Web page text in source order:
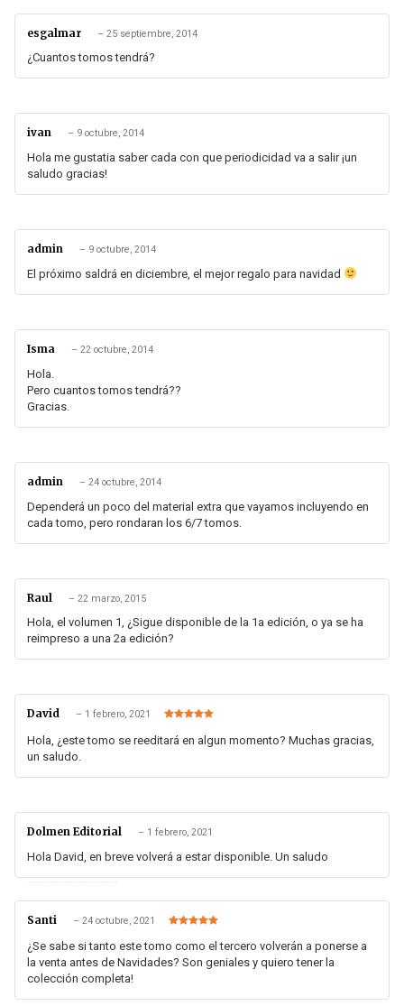
esgalmar – 25 septiembre, 2014
¿Cuantos tomos tendrá?
ivan – 9 octubre, 2014
Hola me gustatia saber cada con que periodicidad va a salir ¡un
saludo gracias!
admin – 9 octubre, 2014
El próximo saldrá en diciembre, el mejor regalo para navidad
Isma – 22 octubre, 2014
Hola.
Pero cuantos tomos tendrá??
Gracias.
admin – 24 octubre, 2014
Dependerá un poco del material extra que vayamos incluyendo en
cada tomo, pero rondaran los 6/7 tomos.
Raul – 22 marzo, 2015
Hola, el volumen 1, ¿Sigue disponible de la 1a edición, o ya se ha
reimpreso a una 2a edición?
David – 1 febrero, 2021
de 5
Hola, ¿este tomo se reeditará en algun momento? Muchas gracias,
un saludo.
Dolmen Editorial – 1 febrero, 2021
Hola David, en breve volverá a estar disponible. Un saludo
Santi – 24 octubre, 2021
de 5
¿Se sabe si tanto este tomo como el tercero volverán a ponerse a
la venta antes de Navidades? Son geniales y quiero tener la
colección completa!